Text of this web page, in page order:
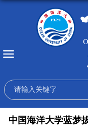
中国海洋大学蓝梦